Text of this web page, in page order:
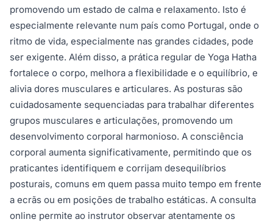
promovendo um estado de calma e relaxamento. Isto é
especialmente relevante num país como Portugal, onde o
ritmo de vida, especialmente nas grandes cidades, pode
ser exigente. Além disso, a prática regular de Yoga Hatha
fortalece o corpo, melhora a flexibilidade e o equilíbrio, e
alivia dores musculares e articulares. As posturas são
cuidadosamente sequenciadas para trabalhar diferentes
grupos musculares e articulações, promovendo um
desenvolvimento corporal harmonioso. A consciência
corporal aumenta significativamente, permitindo que os
praticantes identifiquem e corrijam desequilíbrios
posturais, comuns em quem passa muito tempo em frente
a ecrãs ou em posições de trabalho estáticas. A consulta
online permite ao instrutor observar atentamente os